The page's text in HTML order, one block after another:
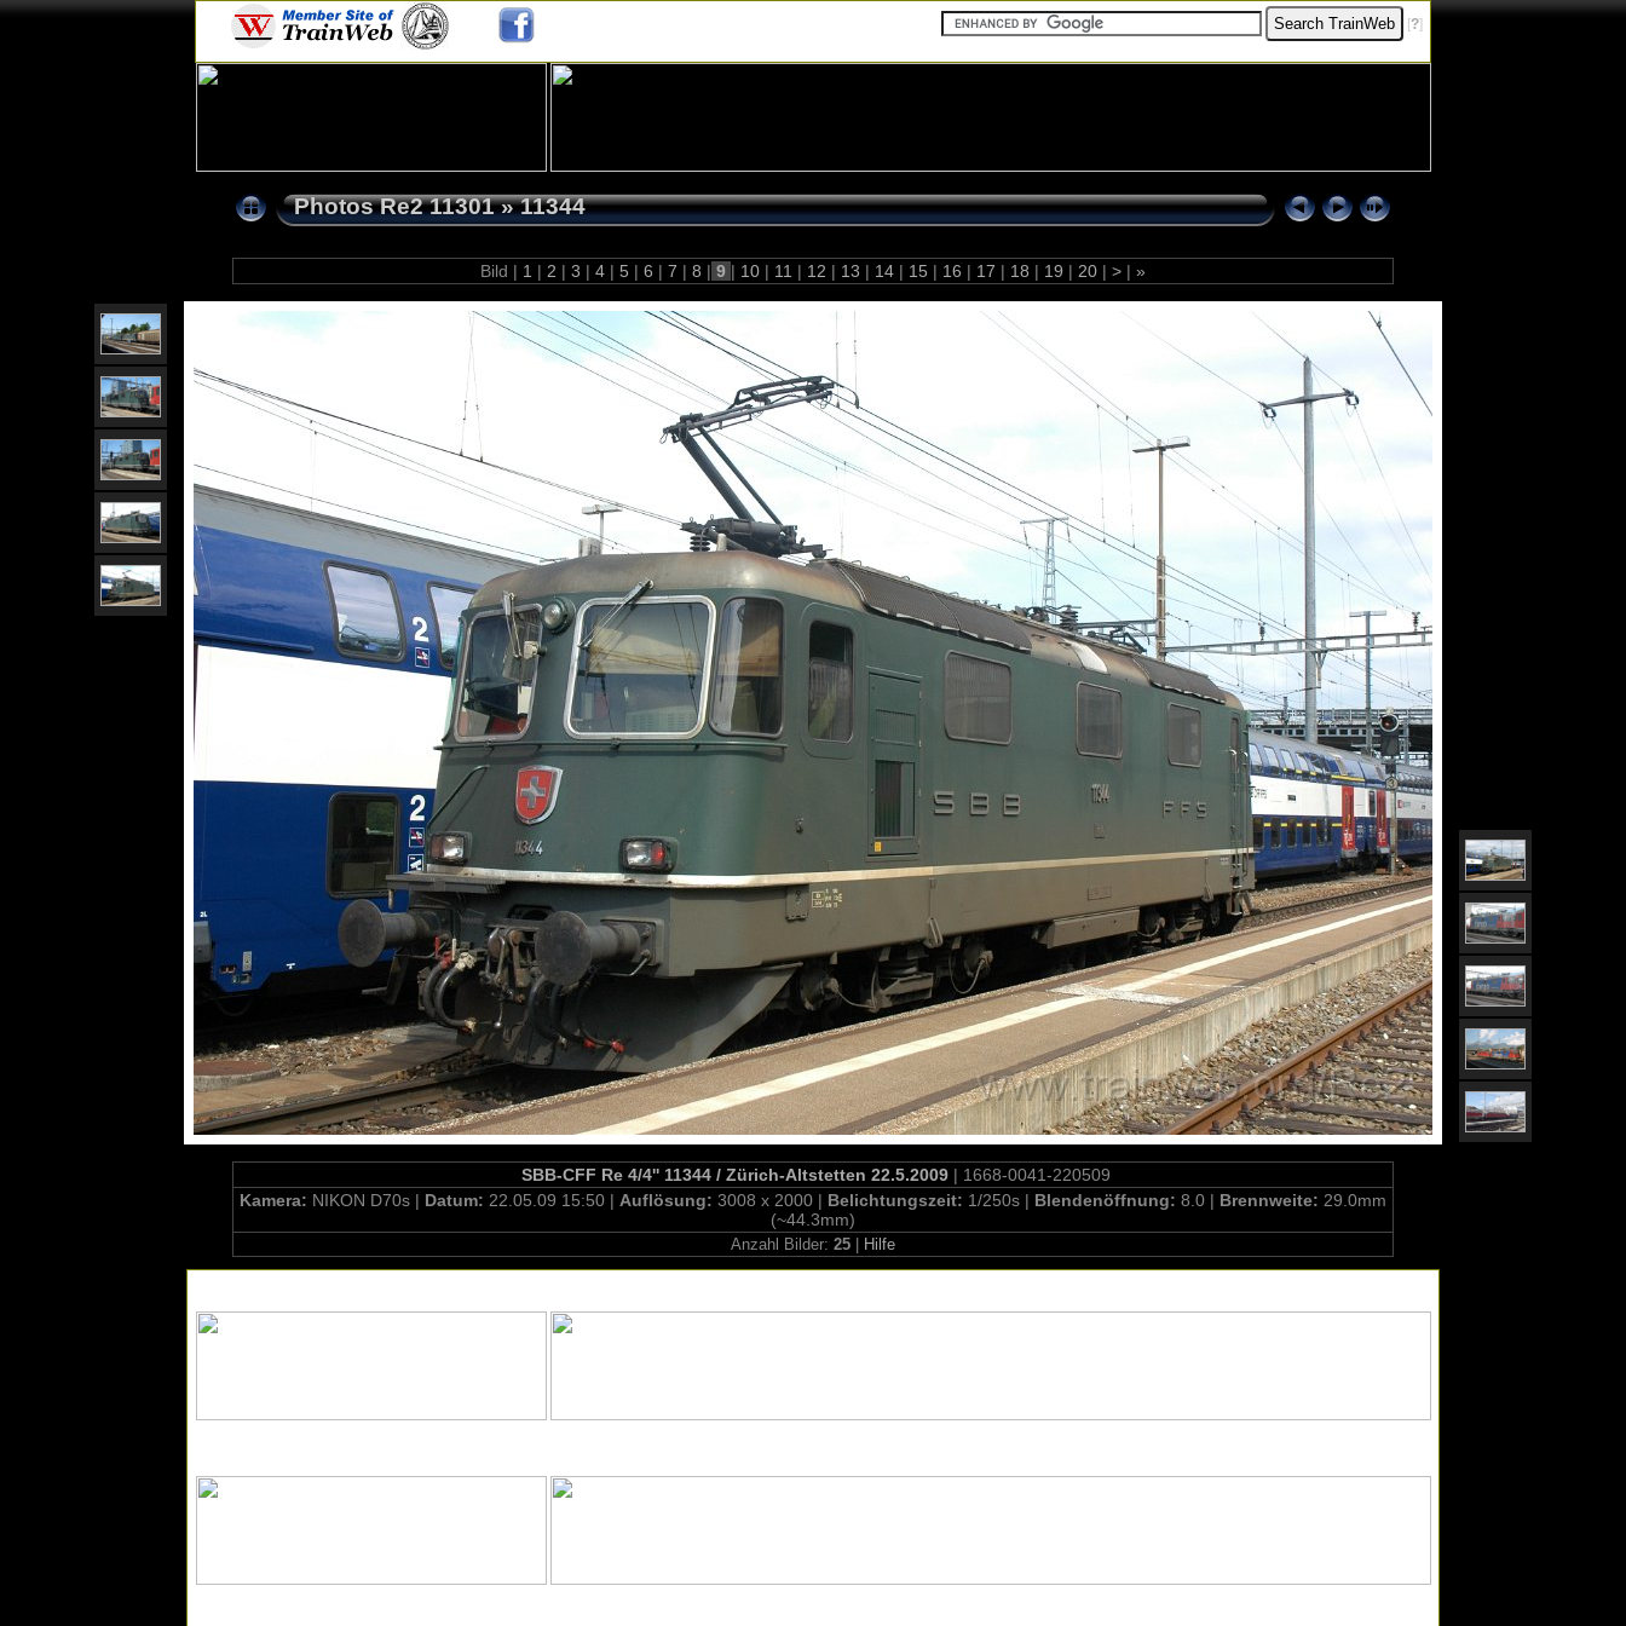
[?]
Photos Re2 11301»11344
Bild | 1 | 2 | 3 | 4 | 5 | 6 | 7 | 8 | 9 | 10 | 11 | 12 | 13 | 14 | 15 | 16 | 17 | 18 | 19 | 20 | > | »
SBB-CFF Re 4/4'' 11344 / Zürich-Altstetten 22.5.2009| 1668-0041-220509
Kamera: NIKON D70s | Datum: 22.05.09 15:50 | Auflösung: 3008 x 2000 | Belichtungszeit: 1/250s | Blendenöffnung: 8.0 | Brennweite: 29.0mm
(~44.3mm)
Anzahl Bilder: 25 Hilfe